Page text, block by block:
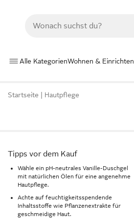
Alle KategorienWohnen & Einrichten
Startseite Hautpflege
Tipps vor dem Kauf
Wähle ein pH-neutrales Vanille-Duschgel
mit natürlichen Ölen für eine angenehme
Hautpflege.
Achte auf feuchtigkeitsspendende
Inhaltsstoffe wie Pflanzenextrakte für
geschmeidige Haut.